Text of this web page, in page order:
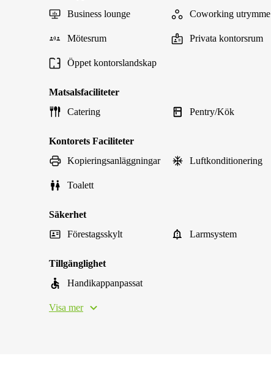
Business lounge
Coworking utrymme
Mötesrum Privata kontorsrum
Öppet kontorslandskap
Matsalsfaciliteter
Catering
Pentry/Kök
Kontorets Faciliteter
Kopieringsanläggningar
Luftkonditionering
Toalett
Säkerhet
Förestagsskylt
Larmsystem
Tillgänglighet
Handikappanpassat
Visa mer